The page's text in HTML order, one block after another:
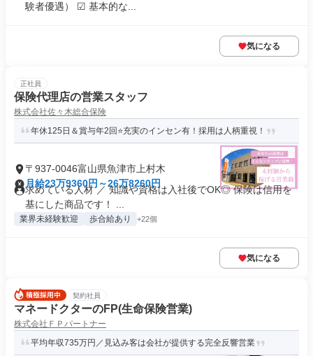
験者優遇） ☑ 基本的な...
気になる
正社員
保険代理店の営業スタッフ
株式会社佐々木総合保険
年休125日＆賞与年2回⭐充実のインセン有！採用は人柄重視！
〒937-0046富山県魚津市上村木
月給23万9360円～26万8260円
求めている人材 ／ 知識や資格は入社後でOK◎ 保険は信用を
基にした商品です！ ...
業界未経験歓迎 歩合給あり +22個
気になる
契約社員
マネードクターのFP(生命保険営業)
株式会社ＦＰパートナー
平均年収735万円／見込み客は会社が提供する完全反響営業